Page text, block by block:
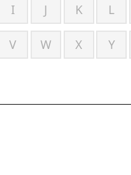
I J K L
V W X Y